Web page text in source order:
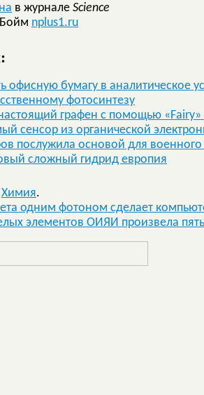
в журнале Science
nplus1.ru
офисную бумагу в аналитическое
фотосинтезу
графен с помощью
сенсор из органической
послужила основой для
сложный гидрид европия
Химия.
одним фотоном сделает
элементов ОИЯИ произвела